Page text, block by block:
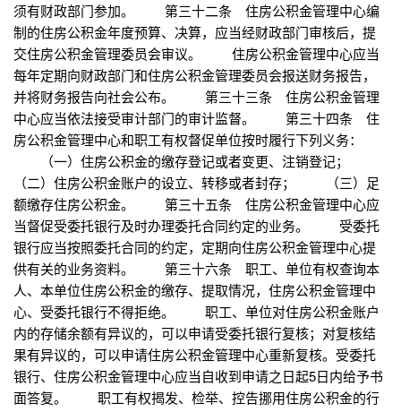
须有财政部门参加。 第三十二条 住房公积金管理中心编
制的住房公积金年度预算、决算，应当经财政部门审核后，提
交住房公积金管理委员会审议。 住房公积金管理中心应当
每年定期向财政部门和住房公积金管理委员会报送财务报告，
并将财务报告向社会公布。 第三十三条 住房公积金管理
中心应当依法接受审计部门的审计监督。 第三十四条 住
房公积金管理中心和职工有权督促单位按时履行下列义务：
（一）住房公积金的缴存登记或者变更、注销登记；
（二）住房公积金账户的设立、转移或者封存； （三）足
额缴存住房公积金。 第三十五条 住房公积金管理中心应
当督促受委托银行及时办理委托合同约定的业务。 受委托
银行应当按照委托合同的约定，定期向住房公积金管理中心提
供有关的业务资料。 第三十六条 职工、单位有权查询本
人、本单位住房公积金的缴存、提取情况，住房公积金管理中
心、受委托银行不得拒绝。 职工、单位对住房公积金账户
内的存储余额有异议的，可以申请受委托银行复核；对复核结
果有异议的，可以申请住房公积金管理中心重新复核。受委托
银行、住房公积金管理中心应当自收到申请之日起5日内给予书
面答复。 职工有权揭发、检举、控告挪用住房公积金的行